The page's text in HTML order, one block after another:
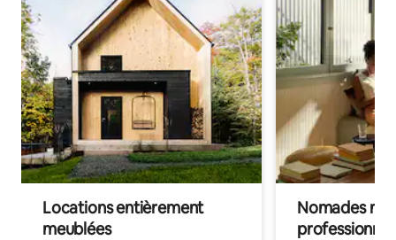
Locations entièrement
meublées
Nomades